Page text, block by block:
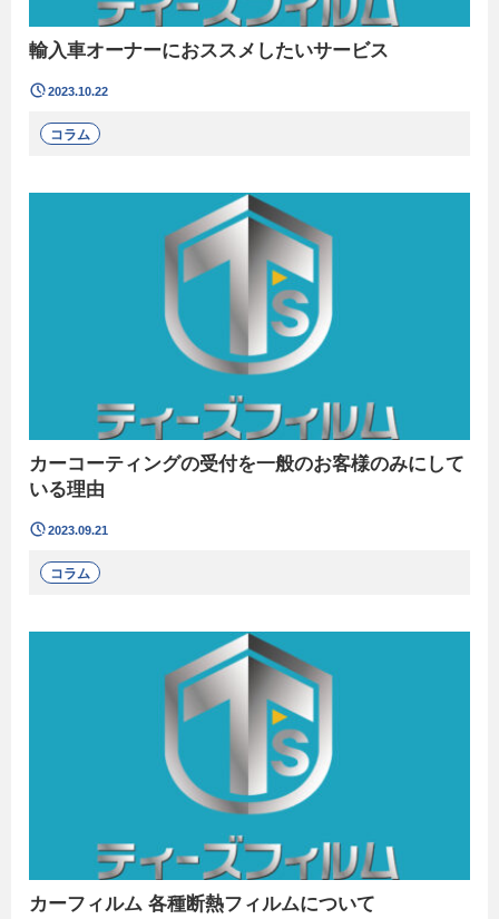
輸入車オーナーにおススメしたいサービス
2023.10.22
コラム
カーコーティングの受付を一般のお客様のみにして
いる理由
2023.09.21
コラム
カーフィルム 各種断熱フィルムについて